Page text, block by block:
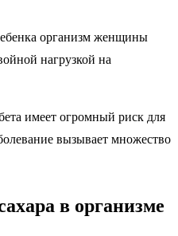
организм женщины
нагрузкой на
имеет огромный риск для
вызывает множество
в организме